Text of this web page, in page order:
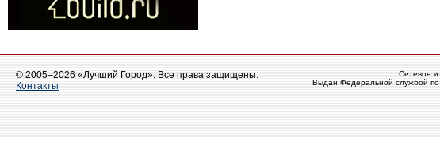
© 2005–2026 «Лучший Город». Все права защищены.
Контакты
Сетевое
Выдан Федеральной службой по